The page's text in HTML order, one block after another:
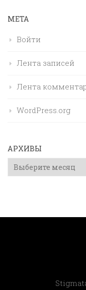
МЕТА
Войти
Лента записей
Лента
WordPress.org
АРХИВЫ
Архивы